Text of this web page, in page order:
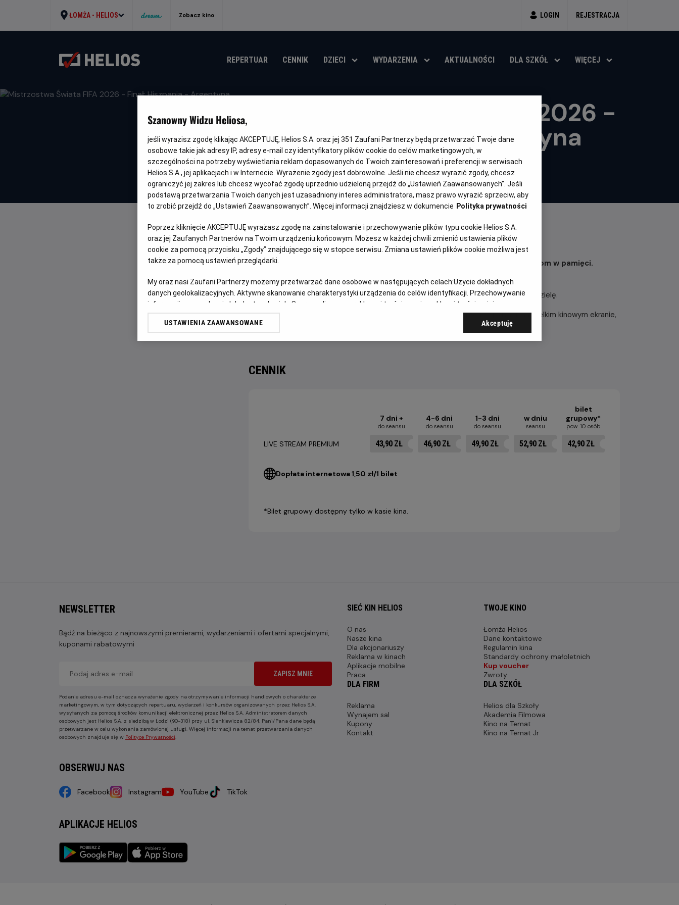
ŁOMŻA - HELIOS Zobacz kino LOGIN REJESTRACJA
REPERTUAR CENNIK DZIECI WYDARZENIA AKTUALNOŚCI DLA SZKÓŁ WIĘCEJ
Mistrzostwa Świata FIFA 2026 -
Finał: Hiszpania - Argentyna
Oryginalny
Mistrzostwa Świata FIFA 2026 - Finał Gatunek
SportowyCzas
trwania
240 min
OBSERWUJ
OPIS WYDARZENIA
Czas na najważniejszy mecz turnieju, który z pewnością zapadnie wielu kibicom w pamięci.
Która reprezentacja sięgnie po najcenniejsze trofeum okaże się już w najbliższą niedzielę.
Najlepsze mecze wymagają najlepszej oprawy dlatego obejrzyj ten pojedynek na wielkim kinowym ekranie,
wygodnym fotelu i w towarzystwie innych kibiców.
CENNIK
7 dni +
do seansu
4-6 dni
do seansu
1-3 dni
do seansu
w dniu
seansu
bilet
grupowy*
pow. 10 osób
LIVE STREAM PREMIUM 43,90 ZŁ 46,90 ZŁ 49,90 ZŁ 52,90 ZŁ 42,90 ZŁ
Dopłata internetowa 1,50 zł/1 bilet
*Bilet grupowy dostępny tylko w kasie kina.
NEWSLETTER
Bądź na bieżąco z najnowszymi premierami, wydarzeniami i ofertami specjalnymi,
kuponami rabatowymi
ZAPISZ MNIE
Podanie adresu e-mail oznacza wyrażenie zgody na otrzymywanie informacji handlowych o charakterze
marketingowym, w tym dotyczących repertuaru, wydarzeń i konkursów organizowanych przez Helios S.A.
wysyłanych za pomocą środków komunikacji elektronicznej przez Helios S.A. Administratorem danych
osobowych jest Helios S.A. z siedzibą w Łodzi (90-318) przy ul. Sienkiewicza 82/84. Pani/Pana dane będą
przetwarzane w celu wykonania zamówionej usługi. Więcej informacji na temat przetwarzania danych
osobowych znajduje się w Polityce Prywatności.
OBSERWUJ NAS
Facebook Instagram YouTube TikTok
APLIKACJE HELIOS
SIEĆ KIN HELIOS
O nas
Nasze kina
Dla akcjonariuszy
Reklama w kinach
Aplikacje mobilne
Praca
TWOJE KINO
Łomża Helios
Dane kontaktowe
Regulamin kina
Standardy ochrony małoletnich
Kup voucher
Zwroty
DLA FIRM
Reklama
Wynajem sal
Kupony
Kontakt
DLA SZKÓŁ
Helios dla Szkoły
Akademia Filmowa
Kino na Temat
Kino na Temat Jr
Szanowny Widzu Heliosa,
jeśli wyrazisz zgodę klikając AKCEPTUJĘ, Helios S.A. oraz jej 351 Zaufani Partnerzy będą przetwarzać Twoje dane
osobowe takie jak adresy IP, adresy e-mail czy identyfikatory plików cookie do celów marketingowych, w
szczególności na potrzeby wyświetlania reklam dopasowanych do Twoich zainteresowań i preferencji w serwisach
Helios S.A., jej aplikacjach i w Internecie. Wyrażenie zgody jest dobrowolne. Jeśli nie chcesz wyrazić zgody, chcesz
ograniczyć jej zakres lub chcesz wycofać zgodę uprzednio udzieloną przejdź do „Ustawień Zaawansowanych”. Jeśli
podstawą przetwarzania Twoich danych jest uzasadniony interes administratora, masz prawo wyrazić sprzeciw, aby
to zrobić przejdź do „Ustawień Zaawansowanych”. Więcej informacji znajdziesz w dokumencie Polityka prywatności
Poprzez kliknięcie AKCEPTUJĘ wyrażasz zgodę na zainstalowanie i przechowywanie plików typu cookie Helios S.A.
oraz jej Zaufanych Partnerów na Twoim urządzeniu końcowym. Możesz w każdej chwili zmienić ustawienia plików
cookie za pomocą przycisku „Zgody” znajdującego się w stopce serwisu. Zmiana ustawień plików cookie możliwa jest
także za pomocą ustawień przeglądarki.
My oraz nasi Zaufani Partnerzy możemy przetwarzać dane osobowe w następujących celach:Użycie dokładnych
danych geolokalizacyjnych. Aktywne skanowanie charakterystyki urządzenia do celów identyfikacji. Przechowywanie
informacji na urządzeniu lub dostęp do nich. Spersonalizowane reklamy i treści, pomiar reklam i treści, opinie
odbiorców i ulepszanie usług.
USTAWIENIA ZAAWANSOWANE Akceptuję